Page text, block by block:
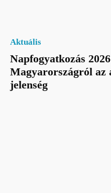
Aktuális
Napfogyatkozás
Magyarországról az
jelenség